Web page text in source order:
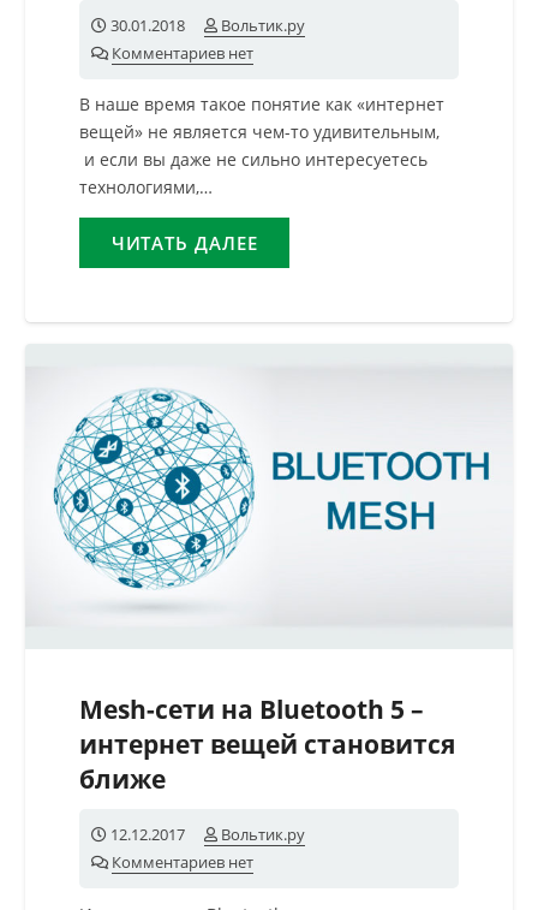
30.01.2018
Вольтик.ру
Комментариев нет
В наше время такое понятие как «интернет
вещей» не является чем-то удивительным,
и если вы даже не сильно интересуетесь
технологиями,…
ЧИТАТЬ ДАЛЕЕ
Mesh-сети на Bluetooth 5 –
интернет вещей становится
ближе
12.12.2017
Вольтик.ру
Комментариев нет